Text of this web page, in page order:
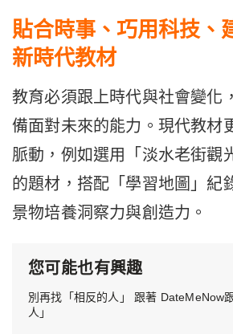
貼合時事、巧用科技、
新時代教材
教育必須跟上時代與社會變化
備面對未來的能力。現代教材
脈動，例如選用「淡水老街觀
的題材，搭配「學習地圖」紀
景物培養洞察力與創造力。
您可能也有興趣
別再找「相反的人」 跟著 DateMeNow
人」